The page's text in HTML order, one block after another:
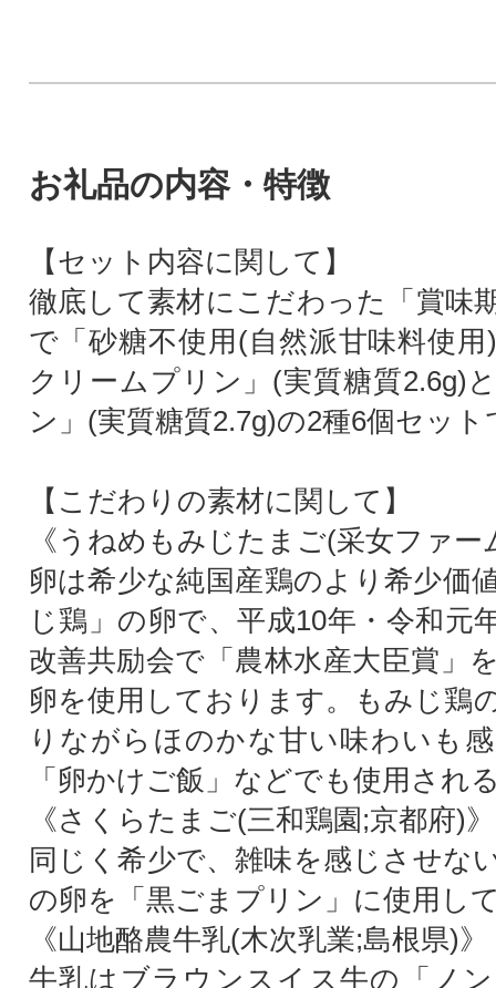
お礼品の内容・特徴
【セット内容に関して】
徹底して素材にこだわった「賞味
で「砂糖不使用(自然派甘味料使
クリームプリン」(実質糖質2.6g)
ン」(実質糖質2.7g)の2種6個セット
【こだわりの素材に関して】
《うねめもみじたまご(采女ファー
卵は希少な純国産鶏のより希少価
じ鶏」の卵で、平成10年・令和元
改善共励会で「農林水産大臣賞」
卵を使用しております。もみじ鶏
りながらほのかな甘い味わいも
「卵かけご飯」などでも使用され
《さくらたまご(三和鶏園;京都府)》
同じく希少で、雑味を感じさせな
の卵を「黒ごまプリン」に使用し
《山地酪農牛乳(木次乳業;島根県)》
牛乳はブラウンスイス牛の「ノ